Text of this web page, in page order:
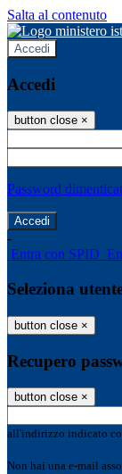
Salta al contenuto
Accedi
Accedi
button close ×
Password
-
Entra con SPID
Seleziona
button close ×
Recupero
button close ×
all'indirizzo indicato
Non hai una e-mail